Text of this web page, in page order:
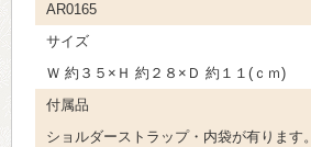
AR0165
サイズ
Ｗ 約３５×Ｈ 約２８×Ｄ 約１１(ｃｍ)
付属品
ショルダーストラップ・内袋が有ります。